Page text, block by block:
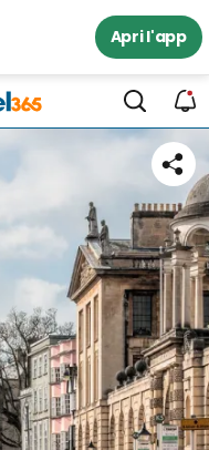
Apri l'app